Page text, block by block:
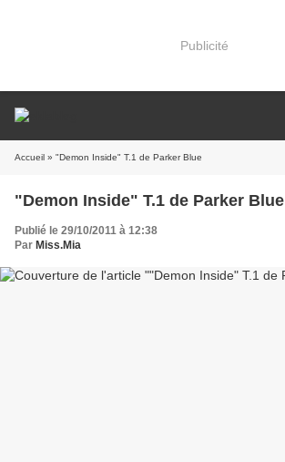
Publicité
Accueil » "Demon Inside" T.1 de Parker Blue
"Demon Inside" T.1 de Parker Blue
Publié le 29/10/2011 à 12:38
Par Miss.Mia